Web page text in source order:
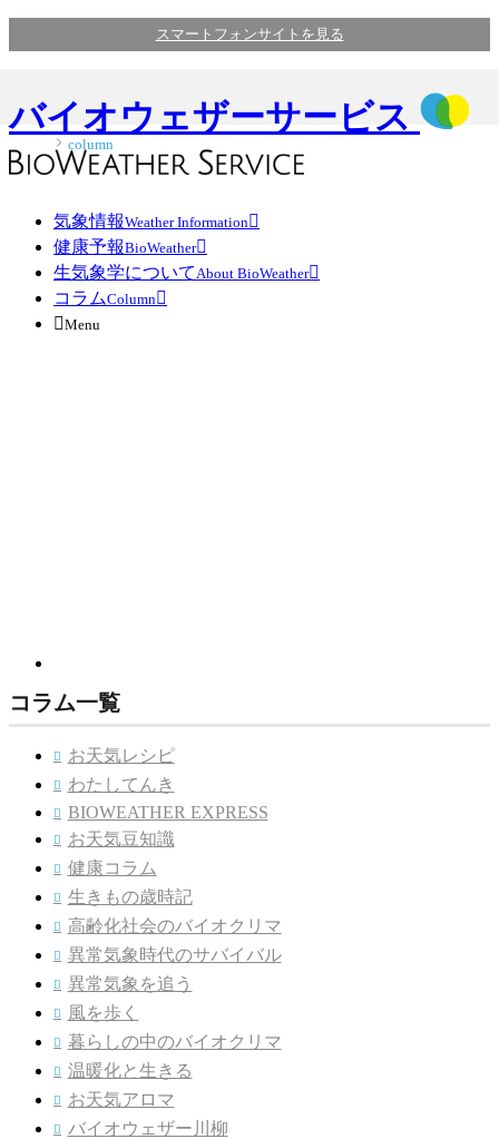
スマートフォンサイトを見る
バイオウェザーサービス
気象情報Weather Information 
健康予報BioWeather
生気象学について About BioWeather
コラムColumn 
Menu
column
コラム一覧
 お天気レシピ
 わたしてんき
 BIOWEATHER EXPRESS
 お天気豆知識
 健康コラム
 生きもの歳時記
 高齢化社会のバイオクリマ
 異常気象時代のサバイバル
 異常気象を追う
 風を歩く
 暮らしの中のバイオクリマ
 温暖化と生きる
 お天気アロマ
 バイオウェザー川柳